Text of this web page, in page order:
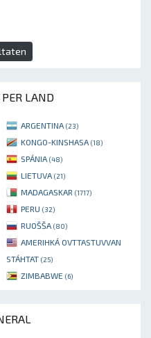
LAND
ARGENTINA (23)
KONGO-KINSHASA (18)
SPÁNIA (48)
LIETUVA (21)
MADAGASKAR (1717)
PERU (32)
RUOŠŠA (80)
AMERIHKÁ OVTTASTUVVAN
STÁHTAT (25)
ZIMBABWE (6)